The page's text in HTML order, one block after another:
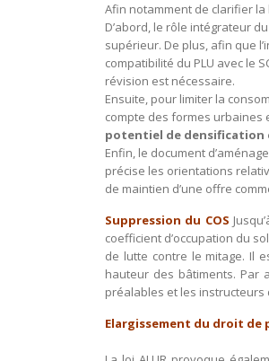
Afin notamment de clarifier
D’abord, le rôle intégrateur
supérieur. De plus, afin que
compatibilité du PLU avec le
révision est nécessaire.
Ensuite, pour limiter la
compte des formes urbaines
potentiel de densification
Enfin, le document
précise les orientations
de maintien d’une offre
Suppression du COS
coefficient d’occupation du
de lutte contre le mitage. Il
hauteur des bâtiments. Par
préalables et les
Elargissement du droit de